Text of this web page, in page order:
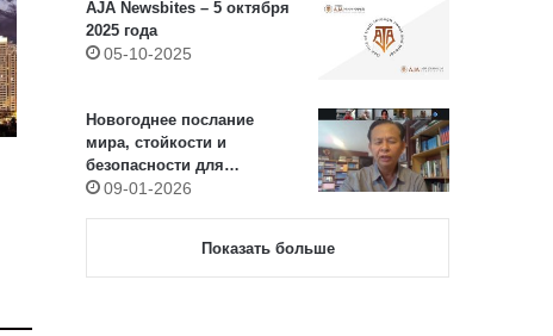
AJA Newsbites – 5 октября
2025 года
05-10-2025
Новогоднее послание
мира, стойкости и
безопасности для
журналистов всего мира
09-01-2026
Показать больше